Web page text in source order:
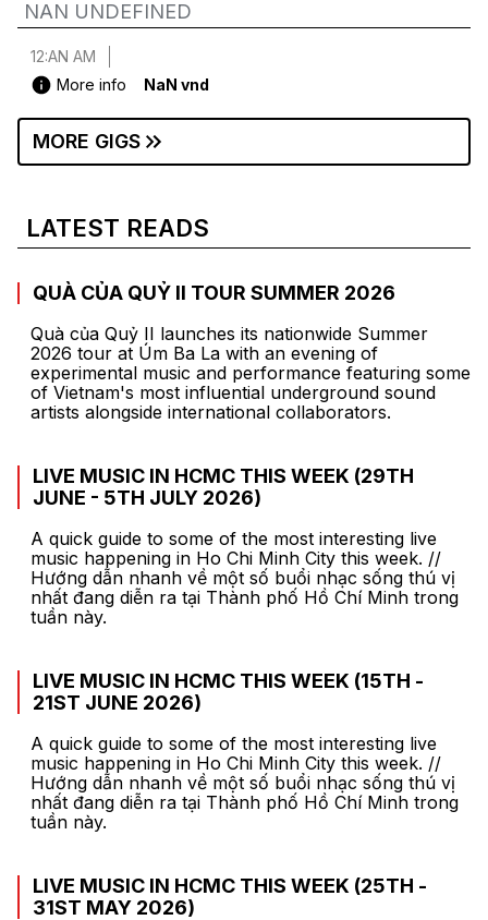
NAN UNDEFINED
12:AN AM
More info
NaN vnd
MORE GIGS
LATEST READS
QUÀ CỦA QUỶ II TOUR SUMMER 2026
Quà của Quỷ II launches its nationwide Summer
2026 tour at Úm Ba La with an evening of
experimental music and performance featuring some
of Vietnam's most influential underground sound
artists alongside international collaborators.
LIVE MUSIC IN HCMC THIS WEEK (29TH
JUNE - 5TH JULY 2026)
A quick guide to some of the most interesting live
music happening in Ho Chi Minh City this week. //
Hướng dẫn nhanh về một số buổi nhạc sống thú vị
nhất đang diễn ra tại Thành phố Hồ Chí Minh trong
tuần này.
LIVE MUSIC IN HCMC THIS WEEK (15TH -
21ST JUNE 2026)
A quick guide to some of the most interesting live
music happening in Ho Chi Minh City this week. //
Hướng dẫn nhanh về một số buổi nhạc sống thú vị
nhất đang diễn ra tại Thành phố Hồ Chí Minh trong
tuần này.
LIVE MUSIC IN HCMC THIS WEEK (25TH -
31ST MAY 2026)